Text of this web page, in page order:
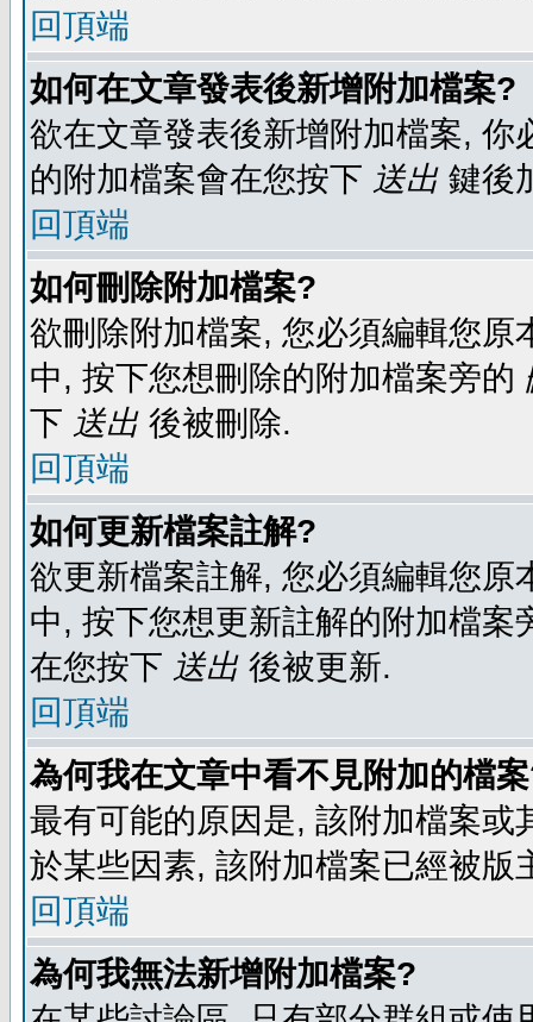
回頂端
如何在文章發表後新增附加檔案?
欲在文章發表後新增附加檔案,
的附加檔案會在您按下 送出 鍵後
回頂端
如何刪除附加檔案?
欲刪除附加檔案, 您必須編輯您
中, 按下您想刪除的附加檔案旁的
下 送出 後被刪除.
回頂端
如何更新檔案註解?
欲更新檔案註解, 您必須編輯您
中, 按下您想更新註解的附加檔案
在您按下 送出 後被更新.
回頂端
為何我在文章中看不見附加的檔
最有可能的原因是, 該附加檔案
於某些因素, 該附加檔案已經被版
回頂端
為何我無法新增附加檔案?